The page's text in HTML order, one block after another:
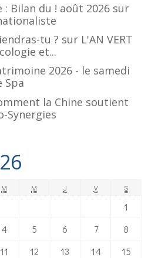
: Bilan du ! août 2026 sur
tu ? sur L'AN VERT
et...
2026 - le samedi
Spa
la Chine soutient
Synergies
M M J V S
1
4 5 6 7
8
11 12 13 14
15